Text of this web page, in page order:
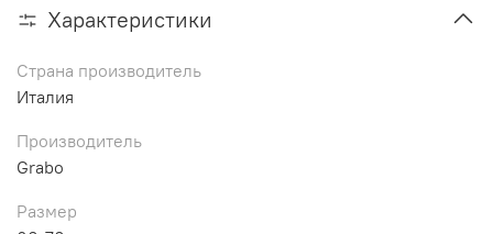
Характеристики
Страна производитель
Италия
Производитель
Grabo
Размер